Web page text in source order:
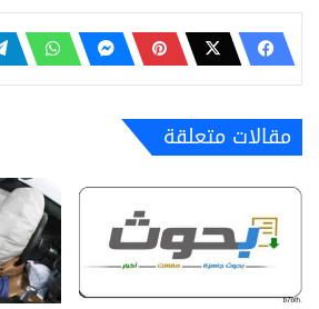
مقالات متعلقة